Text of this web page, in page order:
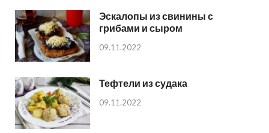
Эскалопы из свинины с
грибами и сыром
09.11.2022
Тефтели из судака
09.11.2022